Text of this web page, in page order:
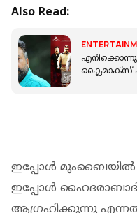
Also Read:
എനിക്കൊന്നും
ക്ലൈമാക്‌സ്
ഇപ്പോള്‍ മുംബൈയില്‍
ഇപ്പോള്‍
ആഗ്രഹിക്കുന്നു